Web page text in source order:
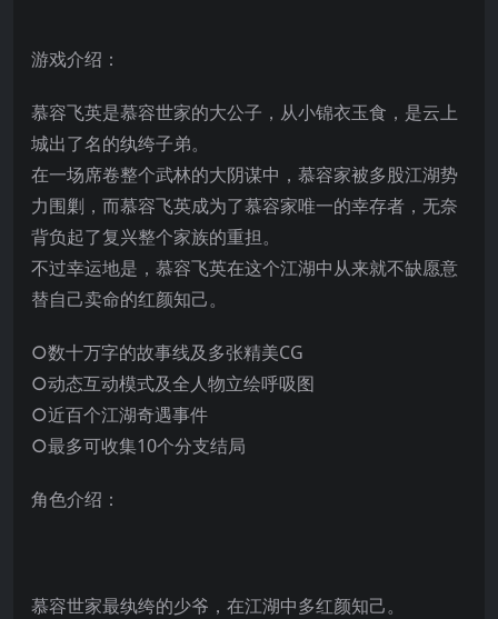
游戏介绍：
慕容飞英是慕容世家的大公子，从小锦衣玉食，是云上
城出了名的纨绔子弟。
在一场席卷整个武林的大阴谋中，慕容家被多股江湖势
力围剿，而慕容飞英成为了慕容家唯一的幸存者，无奈
背负起了复兴整个家族的重担。
不过幸运地是，慕容飞英在这个江湖中从来就不缺愿意
替自己卖命的红颜知己。
○数十万字的故事线及多张精美CG
○动态互动模式及全人物立绘呼吸图
○近百个江湖奇遇事件
○最多可收集10个分支结局
角色介绍：
慕容世家最纨绔的少爷，在江湖中多红颜知己。